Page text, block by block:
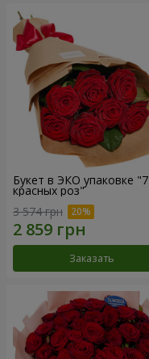
Букет в ЭКО упаковке "7
красных роз"
3 574 грн
Заказать